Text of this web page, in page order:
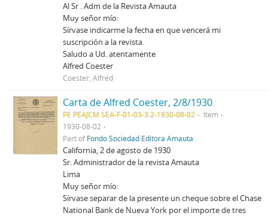
Al Sr . Adm de la Revista Amauta
Muy señor mío:
Sírvase indicarme la fecha en que vencerá mi
suscripción a la revista.
Saludo a Ud. atentamente
Alfred Coester
Coester, Alfred
Carta de Alfred Coester, 2/8/1930
PE PEAJCM SEA-F-01-03-3.2-1930-08-02
Item
1930-08-02
Part ofFondo Sociedad Editora Amauta
California, 2 de agosto de 1930
Sr. Administrador de la revista Amauta
Lima
Muy señor mío:
Sírvase separar de la presente un cheque sobre el Chase
National Bank de Nueva York por el importe de tres